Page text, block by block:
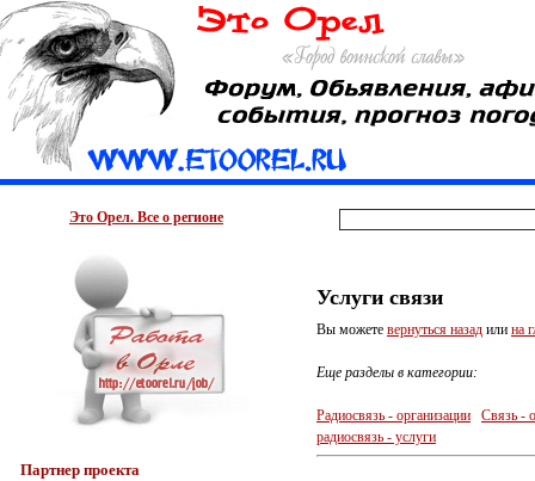
Это Орел. Все о регионе
Партнер проекта
Услуги связи
Вы можете вернуться назад или на
Еще разделы в категории:
Радиосвязь - организации
Связь -
радиосвязь - услуги